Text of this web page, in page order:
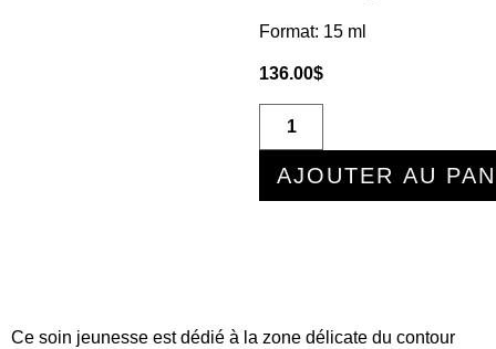
Format: 15 ml
136.00$
AJOUTER AU
Ce soin jeunesse est dédié à la zone délicate du contour